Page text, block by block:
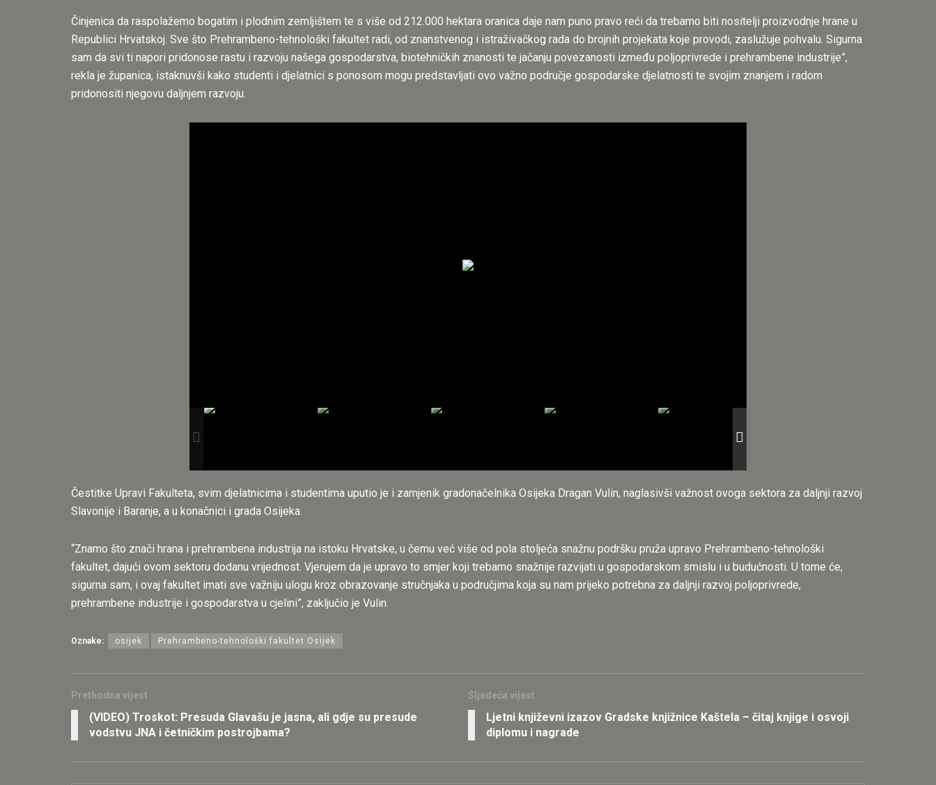
Činjenica da raspolažemo bogatim i plodnim zemljištem te s više od 212.000 hektara oranica daje nam puno pravo reći da trebamo biti nositelji proizvodnje hrane u
Republici Hrvatskoj. Sve što Prehrambeno-tehnološki fakultet radi, od znanstvenog i istraživačkog rada do brojnih projekata koje provodi, zaslužuje pohvalu. Sigurna
sam da svi ti napori pridonose rastu i razvoju našega gospodarstva, biotehničkih znanosti te jačanju povezanosti između poljoprivrede i prehrambene industrije”,
rekla je županica, istaknuvši kako studenti i djelatnici s ponosom mogu predstavljati ovo važno područje gospodarske djelatnosti te svojim znanjem i radom
pridonositi njegovu daljnjem razvoju.
Čestitke Upravi Fakulteta, svim djelatnicima i studentima uputio je i zamjenik gradonačelnika Osijeka Dragan Vulin, naglasivši važnost ovoga sektora za daljnji razvoj
Slavonije i Baranje, a u konačnici i grada Osijeka.
“Znamo što znači hrana i prehrambena industrija na istoku Hrvatske, u čemu već više od pola stoljeća snažnu podršku pruža upravo Prehrambeno-tehnološki
fakultet, dajući ovom sektoru dodanu vrijednost. Vjerujem da je upravo to smjer koji trebamo snažnije razvijati u gospodarskom smislu i u budućnosti. U tome će,
sigurna sam, i ovaj fakultet imati sve važniju ulogu kroz obrazovanje stručnjaka u područjima koja su nam prijeko potrebna za daljnji razvoj poljoprivrede,
prehrambene industrije i gospodarstva u cjelini”, zaključio je Vulin.
Oznake: osijek Prehrambeno-tehnološki fakultet Osijek
Prethodna vijest
(VIDEO) Troskot: Presuda Glavašu je jasna, ali gdje su presude
vodstvu JNA i četničkim postrojbama?
Sljedeća vijest
Ljetni književni izazov Gradske knjižnice Kaštela – čitaj knjige i osvoji
diplomu i nagrade